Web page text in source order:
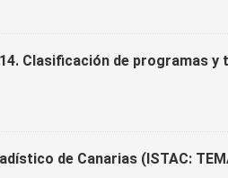
Clasificación de programas
de Canarias (ISTAC: